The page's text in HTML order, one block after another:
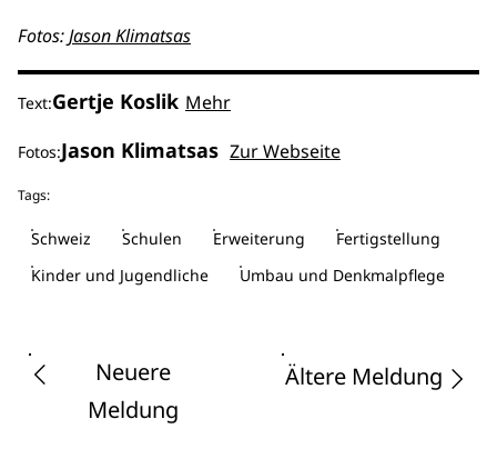
Fotos:Jason Klimatsas
Text:Gertje Koslik Mehr
Fotos:Jason Klimatsas Zur Webseite
Tags:
Schweiz Schulen Erweiterung
Fertigstellung
Kinder und Jugendliche
Umbau und Denkmalpflege
Neuere
Meldung
Ältere Meldung